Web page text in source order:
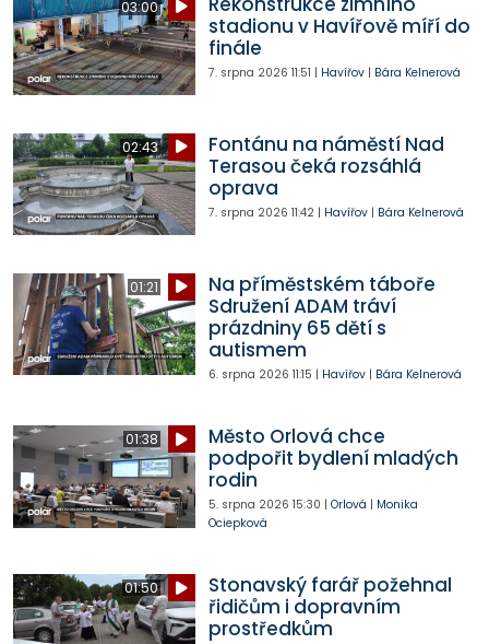
03:00
stadionu v Havířově míří do
finále
7. srpna 2026 11:51 | Havířov| Bára Kelnerová
02:43
Fontánu na náměstí Nad
Terasou čeká rozsáhlá
oprava
7. srpna 2026 11:42| Havířov| Bára Kelnerová
01:21
Na příměstském táboře
Sdružení ADAM tráví
prázdniny 65 dětí s
autismem
6. srpna 2026 11:15 | Havířov| Bára Kelnerová
01:38
Město Orlová chce
podpořit bydlení mladých
rodin
5. srpna 2026 15:30 | Orlová | Monika
Ociepková
01:50
Stonavský farář požehnal
řidičům i dopravním
prostředkům